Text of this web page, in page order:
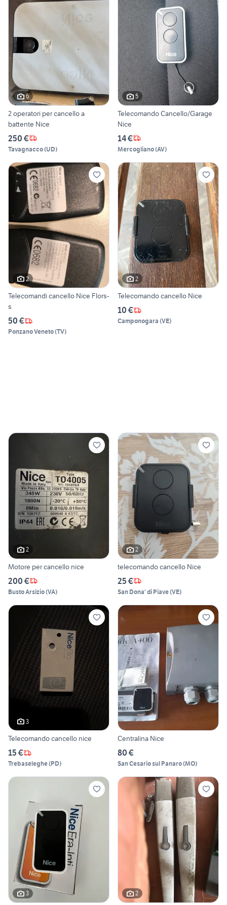
6
2 operatori per cancello a
battente Nice
250 €
Tavagnacco(UD)
5
Telecomando Cancello/Garage
Nice
14 €
Mercogliano(AV)
2
Telecomandi cancello Nice Flors-
s
50 €
Ponzano Veneto(TV)
2
Telecomando cancello Nice
10 €
Camponogara (VE)
2
Motore per cancello nice
200 €
Busto Arsizio(VA)
2
telecomando cancello Nice
25 €
San Dona' di Piave(VE)
3
Telecomando cancello nice
15 €
Trebaseleghe(PD)
Centralina Nice
80 €
San Cesario sul Panaro(MO)
3 2